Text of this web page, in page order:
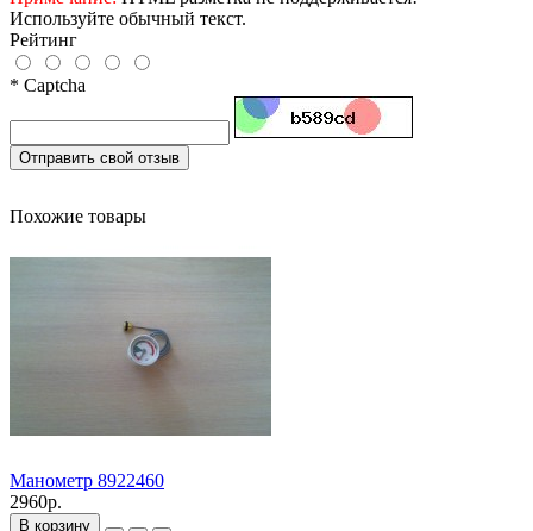
Используйте обычный текст.
Рейтинг
* Captcha
Отправить свой отзыв
Похожие товары
Манометр 8922460
2960р.
В корзину